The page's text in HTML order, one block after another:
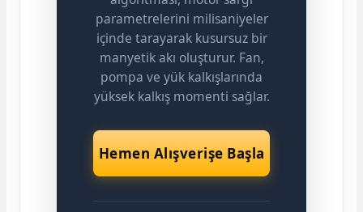
parametrelerini milisaniyeler
içinde tarayarak kusursuz bir
manyetik akı oluşturur. Fan,
pompa ve yük kalkışlarında
yüksek kalkış momenti sağlar.
Hemen Alışverişe Başla